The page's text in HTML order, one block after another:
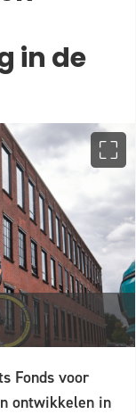
in de
Fonds voor
ontwikkelen in